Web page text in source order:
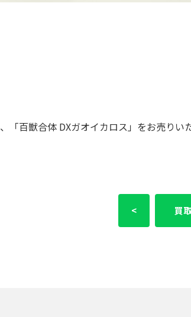
「百獣合体 DXガオイカロス」をお売りい
< 買